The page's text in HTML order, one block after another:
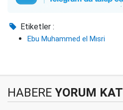
Etiketler :
Ebu Muhammed el Mısri
HABERE YORUM KAT